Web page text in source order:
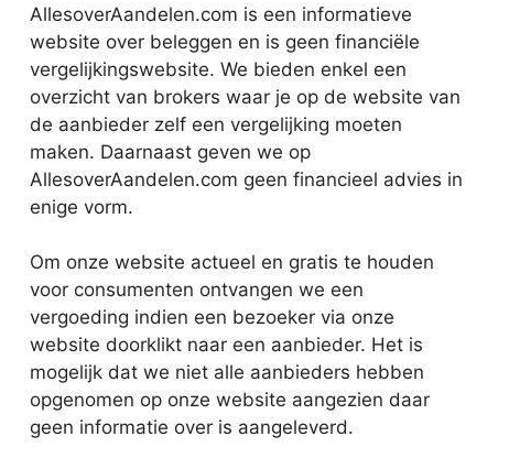
AllesoverAandelen.com is een informatieve
website over beleggen en is geen financiële
vergelijkingswebsite. We bieden enkel een
overzicht van brokers waar je op de website van
de aanbieder zelf een vergelijking moeten
maken. Daarnaast geven we op
AllesoverAandelen.com geen financieel advies in
enige vorm.
Om onze website actueel en gratis te houden
voor consumenten ontvangen we een
vergoeding indien een bezoeker via onze
website doorklikt naar een aanbieder. Het is
mogelijk dat we niet alle aanbieders hebben
opgenomen op onze website aangezien daar
geen informatie over is aangeleverd.